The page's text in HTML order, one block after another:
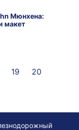
Мюнхена:
макет
19
20